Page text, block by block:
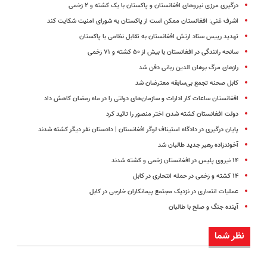
درگیری مرزی نیروهای افغانستان و پاکستان با یک کشته و ۲ زخمی
اشرف غنی: افغانستان ممکن است از پاکستان به شورای امنیت شکایت ‌کند
تهدید رییس ستاد ارتش افغانستان به تقابل نظامی با پاکستان
سانحه رانندگی در افغانستان با بیش از ۵۰ کشته و ۷۱ زخمی
رازهای مرگ برهان الدین ربانی دفن شد
کابل صحنه تجمع بی‌سابقه معترضان شد
افغانستان ساعات کار ادارات و سازمان‌های دولتی را در ماه رمضان کاهش داد
دولت افغانستان کشته شدن اختر منصور را تائید کرد
پایان درگیری در دادگاه استیناف لوگر افغانستان | دادستان نفر دیگر کشته شدند
آخوندزاده رهبر جدید طالبان شد
۱۴ نیروی پلیس در افغانستان زخمی و کشته شدند
۱۴ کشته و زخمی در حمله انتحاری در کابل
عملیات انتحاری در نزدیک مجتمع پیمانکاران خارجی در کابل
آینده جنگ و صلح با طالبان
نظر شما